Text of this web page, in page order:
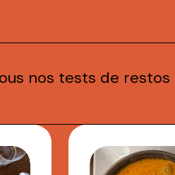
nos tests de